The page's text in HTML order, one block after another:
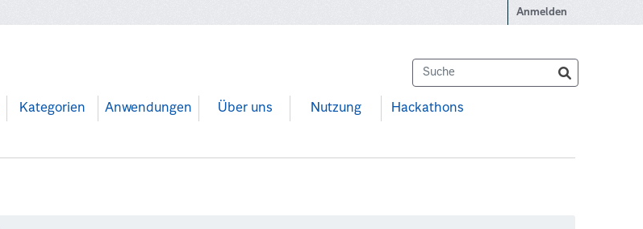
Anmelden
Kategorien Anwendungen Über uns Nutzung Hackathons